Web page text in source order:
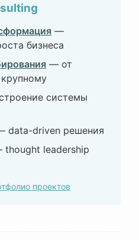
—
бизнеса
— от
системы
data-driven решения
leadership
проектов